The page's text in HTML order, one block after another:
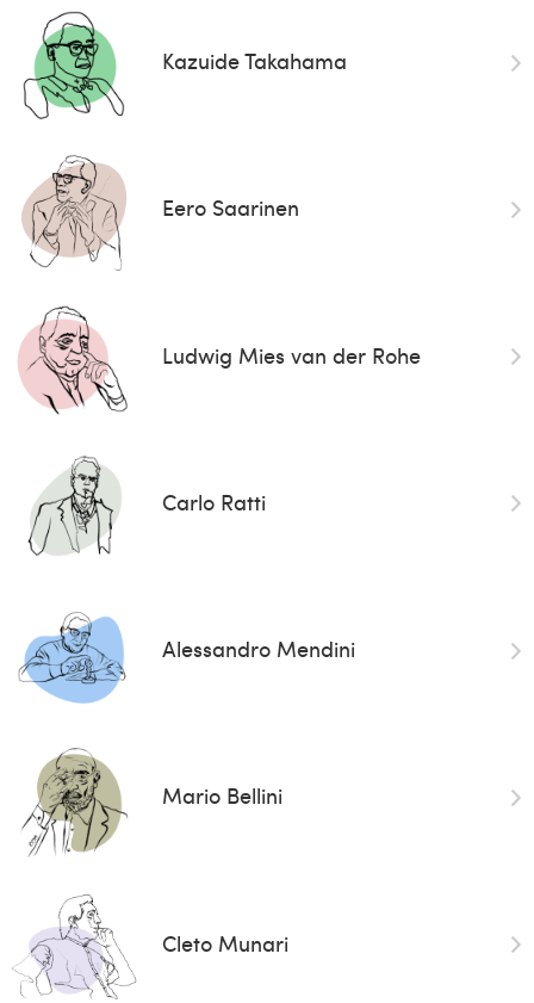
Kazuide Takahama
Eero Saarinen
Ludwig Mies van der Rohe
Carlo Ratti
Alessandro Mendini
Mario Bellini
Cleto Munari